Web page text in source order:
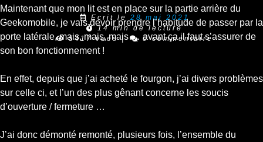
Ecrit le 28 mai 2021
14 min de lecture
5417 vues | 0 commentaire
Maintenant que mon lit est en place sur la partie arrière du
Geekomobile, je vais devoir prendre l’habitude de passer par la
porte latérale, mais, mais, mais … avant ça il faut s’assurer de
son bon fonctionnement !
En effet, depuis que j’ai acheté le fourgon, j’ai divers problèmes
sur celle ci, et l’un des plus gênant concerne les soucis
d’ouverture / fermeture …
J’ai donc démonté remonté, plusieurs fois, l’ensemble du